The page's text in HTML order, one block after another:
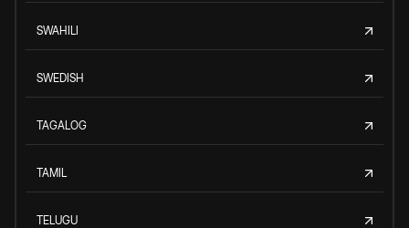
SWAHILI
SWEDISH
TAGALOG
TAMIL
TELUGU